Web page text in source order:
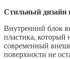
Стильный дизайн
Внутренний блок
пластика, который
современный
поверхности не